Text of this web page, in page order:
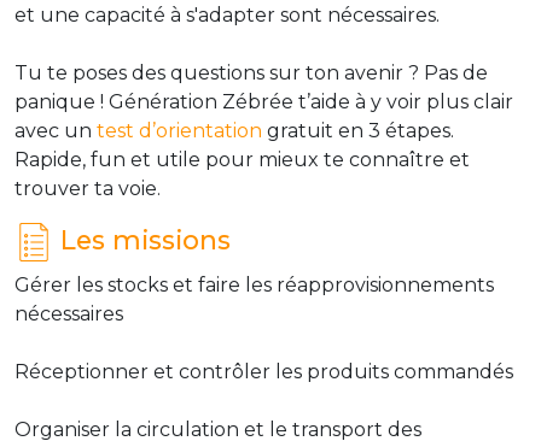
et une capacité à s'adapter sont nécessaires.
Tu te poses des questions sur ton avenir ? Pas de
panique ! Génération Zébrée t’aide à y voir plus clair
avec un test d’orientation gratuit en 3 étapes.
Rapide, fun et utile pour mieux te connaître et
trouver ta voie.
Les missions
Gérer les stocks et faire les réapprovisionnements
nécessaires
Réceptionner et contrôler les produits commandés
Organiser la circulation et le transport des